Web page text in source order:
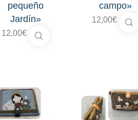
pequeño
Jardín»
12,00€
campo»
12,00€